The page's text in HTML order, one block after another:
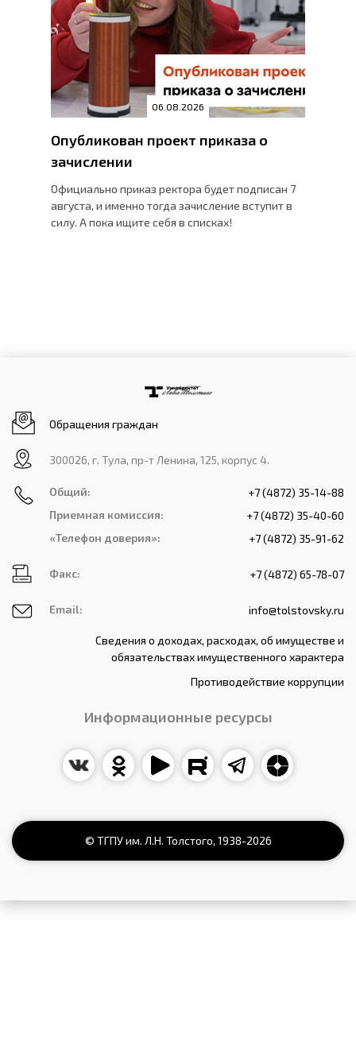
06.08.2026
Опубликован проект приказа о
зачислении
Официально приказ ректора будет подписан 7
августа, и именно тогда зачисление вступит в
силу. А пока ищите себя в списках!
Обращения граждан
300026, г. Тула, пр-т Ленина, 125, корпус 4.
Общий:
+7 (4872) 35-14-88
Приемная комиссия:
+7 (4872) 35-40-60
«Телефон доверия»:
+7 (4872) 35-91-62
Факс: +7 (4872) 65-78-07
Email: info@tolstovsky.ru
Сведения о доходах, расходах, об имуществе и
обязательствах имущественного характера
Противодействие коррупции
Информационные ресурсы
© ТГПУ им. Л.Н. Толстого, 1938-2026